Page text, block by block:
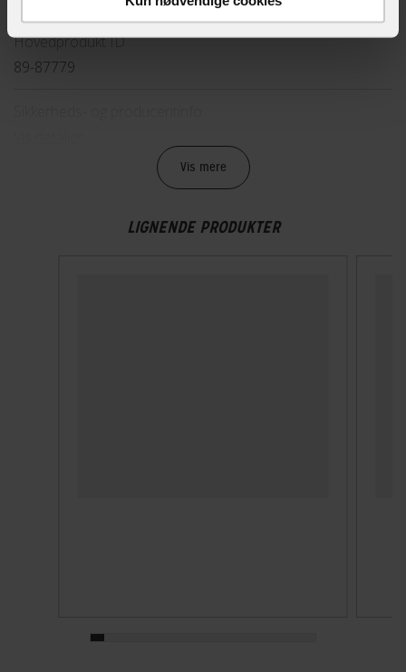
Hovedprodukt ID
89-87779
ABUS sikkerhedsniveau
Vis mere
LIGNENDE PRODUKTER